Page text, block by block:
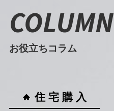
COLUMN
お役立ちコラム
住 宅 購 入